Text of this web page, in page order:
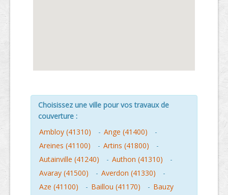
Choisissez une ville pour vos travaux de
couverture :
Ambloy (41310)
- Ange (41400)
-
Areines (41100)
- Artins (41800)
-
Autainville (41240)
- Authon (41310)
-
Avaray (41500)
- Averdon (41330)
-
Aze (41100)
- Baillou (41170) - Bauzy